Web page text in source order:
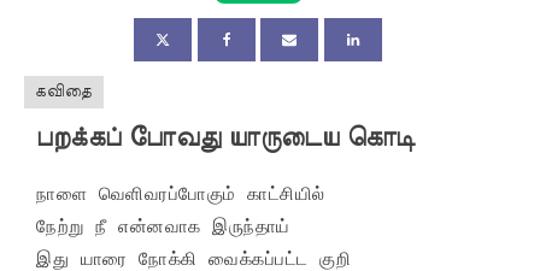
கவிதை
பறக்கப் போவது யாருடைய கொடி
நாளை வெளிவரப்போகும் காட்சியில்
நேற்று நீ என்னவாக இருந்தாய்
இது யாரை நோக்கி வைக்கப்பட்ட குறி